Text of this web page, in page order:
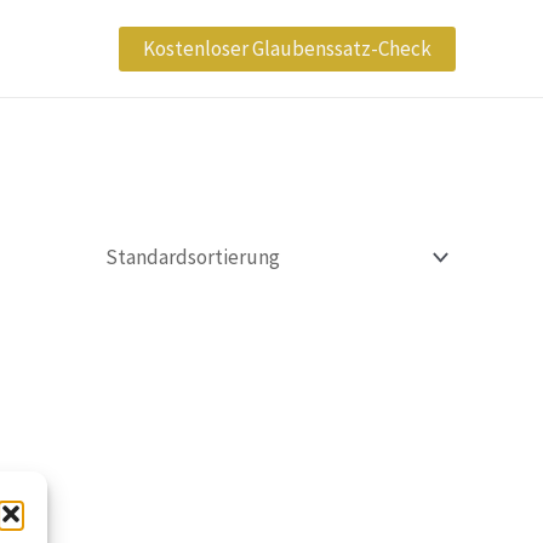
Kostenloser Glaubenssatz-Check